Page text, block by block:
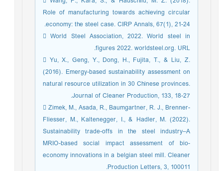
Role of manufacturing towards achieving circular
economy: the steel case. CIRP Annals, 67(1), 21-24.
 World Steel Association, 2022. World steel in
figures 2022. worldsteel.org. URL.
 Yu, X., Geng, Y., Dong, H., Fujita, T., & Liu, Z.
(2016). Emergy-based sustainability assessment on
natural resource utilization in 30 Chinese provinces.
Journal of Cleaner Production, 133, 18-27.
 Zimek, M., Asada, R., Baumgartner, R. J., Brenner-
Fliesser, M., Kaltenegger, I., & Hadler, M. (2022).
Sustainability trade-offs in the steel industry–A
MRIO-based social impact assessment of bio-
economy innovations in a belgian steel mill. Cleaner
Production Letters, 3, 100011.